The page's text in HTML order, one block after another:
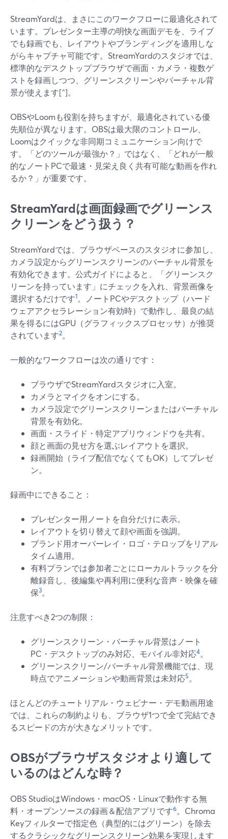
StreamYardは、まさにこのワークフローに最適化されて
います。プレゼンター主導の明快な画面デモを、ライブ
でも録画でも、レイアウトやブランディングを適用しな
がらキャプチャ可能です。StreamYardのスタジオでは、
標準的なデスクトップブラウザで画面・カメラ・複数ゲ
ストを録画しつつ、グリーンスクリーンやバーチャル背
景が使えます[^]。
OBSやLoomも役割を持ちますが、最適化されている優
先順位が異なります。OBSは最大限のコントロール、
Loomはクイックな非同期コミュニケーション向けで
す。「どのツールが最強か？」ではなく、「どれが一般
的なノートPCで最速・見栄え良く共有可能な動画を作れ
るか？」が重要です。
StreamYardは画面録画でグリーンス
クリーンをどう扱う？
StreamYardでは、ブラウザベースのスタジオに参加し、
カメラ設定からグリーンスクリーンのバーチャル背景を
有効化できます。公式ガイドによると、「グリーンスク
リーンを持っています」にチェックを入れ、背景画像を
選択するだけです1。ノートPCやデスクトップ（ハード
ウェアアクセラレーション有効時）で動作し、最良の結
果を得るにはGPU（グラフィックスプロセッサ）が推奨
されています2。
一般的なワークフローは次の通りです：
ブラウザでStreamYardスタジオに入室。
カメラとマイクをオンにする。
カメラ設定でグリーンスクリーンまたはバーチャル
背景を有効化。
画面・スライド・特定アプリウィンドウを共有。
顔と画面の見せ方を選ぶレイアウトを選択。
録画開始（ライブ配信でなくてもOK）してプレゼ
ン。
録画中にできること：
プレゼンター用ノートを自分だけに表示。
レイアウトを切り替えて顔や画面を強調。
ブランド用オーバーレイ・ロゴ・テロップをリアル
タイム適用。
有料プランでは参加者ごとにローカルトラックを分
離録音し、後編集や再利用に便利な音声・映像を確
保3。
注意すべき2つの制限：
グリーンスクリーン・バーチャル背景はノート
PC・デスクトップのみ対応、モバイル非対応4。
グリーンスクリーン/バーチャル背景機能では、現
時点でアニメーションや動画背景は未対応5 。
ほとんどのチュートリアル・ウェビナー・デモ動画用途
では、これらの制約よりも、ブラウザ1つで全て完結でき
るスピードの方が大きなメリットです。
OBSがブラウザスタジオより適して
いるのはどんな時？
OBS StudioはWindows・macOS・Linuxで動作する無
料・オープンソースの録画＆配信アプリです6。Chroma
Keyフィルターで指定色（典型的にはグリーン）を除去
するクラシックなグリーンスクリーン効果を実現します